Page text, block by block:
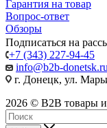
Гарантия на товар
Вопрос-ответ
Обзоры
Подписаться на
+7 (343) 227-94-45
info@b2b-donetsk.ru
г. Донецк, ул.
2026 © B2B товары